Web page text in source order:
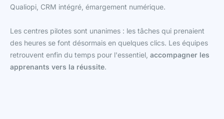
Qualiopi, CRM intégré, émargement numérique.
Les centres pilotes sont unanimes : les tâches qui prenaient
des heures se font désormais en quelques clics. Les équipes
retrouvent enfin du temps pour l'essentiel, accompagner les
apprenants vers la réussite.